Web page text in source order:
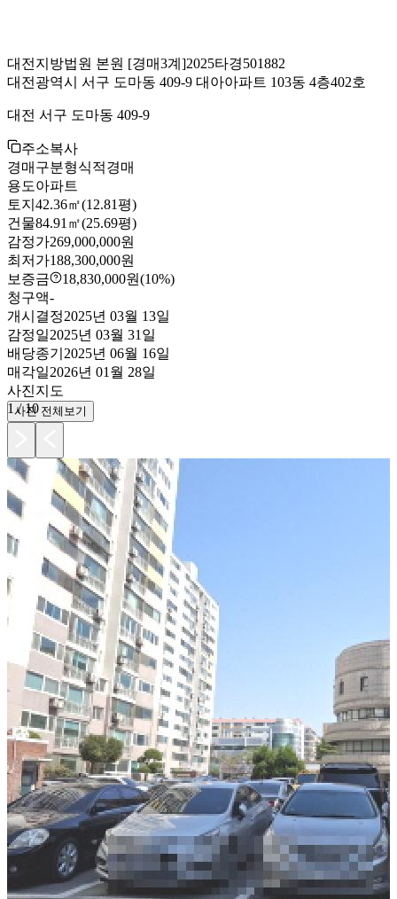
대전지방법원 본원 [경매3계]2025타경501882
대전광역시 서구 도마동 409-9 대아아파트 103동 4층402호
대전 서구 도마동 409-9
주소복사
경매구분형식적경매
용도아파트
토지 42.36㎡(12.81평)
건물84.91㎡(25.69평)
감정가269,000,000원
최저가188,300,000원
보증금
18,830,000원(10%)
청구액-
개시결정2025년 03월 13일
감정일2025년 03월 31일
배당종기 2025년 06월 16일
매각일2026년 01월 28일
사진지도
1 /10
사진 전체보기